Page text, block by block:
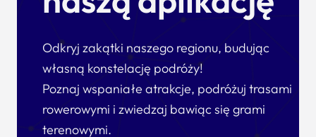
Odkryj zakątki naszego regionu, budując
własną konstelację podróży!
Poznaj wspaniałe atrakcje, podróżuj trasami
rowerowymi i zwiedzaj bawiąc się grami
terenowymi.